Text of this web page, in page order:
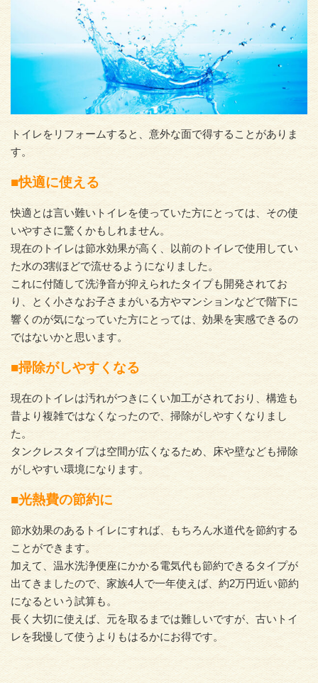
トイレをリフォームすると、意外な面で得することがありま
す。
■快適に使える
快適とは言い難いトイレを使っていた方にとっては、その使
いやすさに驚くかもしれません。
現在のトイレは節水効果が高く、以前のトイレで使用してい
た水の3割ほどで流せるようになりました。
これに付随して洗浄音が抑えられたタイプも開発されてお
り、とく小さなお子さまがいる方やマンションなどで階下に
響くのが気になっていた方にとっては、効果を実感できるの
ではないかと思います。
■掃除がしやすくなる
現在のトイレは汚れがつきにくい加工がされており、構造も
昔より複雑ではなくなったので、掃除がしやすくなりまし
た。
タンクレスタイプは空間が広くなるため、床や壁なども掃除
がしやすい環境になります。
■光熱費の節約に
節水効果のあるトイレにすれば、もちろん水道代を節約する
ことができます。
加えて、温水洗浄便座にかかる電気代も節約できるタイプが
出てきましたので、家族4人で一年使えば、約2万円近い節約
になるという試算も。
長く大切に使えば、元を取るまでは難しいですが、古いトイ
レを我慢して使うよりもはるかにお得です。